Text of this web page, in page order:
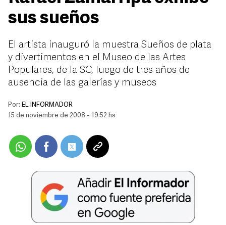
sus sueños
El artista inauguró la muestra Sueños de plata
y divertimentos en el Museo de las Artes
Populares, de la SC, luego de tres años de
ausencia de las galerías y museos
Por: EL INFORMADOR
15 de noviembre de 2008 - 19:52 hs